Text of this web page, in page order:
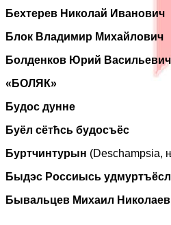
Бехтерев Николай Иванович
Блок Владимир Михайлович
Болденков Юрий Васильевич
«БОЛЯК»
Будос дунне
Буёл сётћсь будосъёс
Буртчинтурын (Deschampsia,
Быдэс Россиысь
Бывальцев Михаил